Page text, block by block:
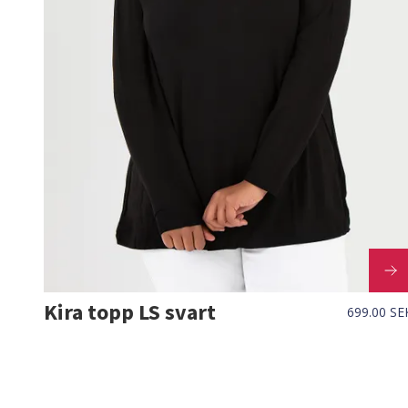
Kira topp LS svart 699.00